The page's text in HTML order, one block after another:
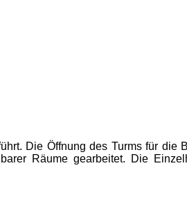
Die Öffnung des Turms für die
Räume gearbeitet. Die